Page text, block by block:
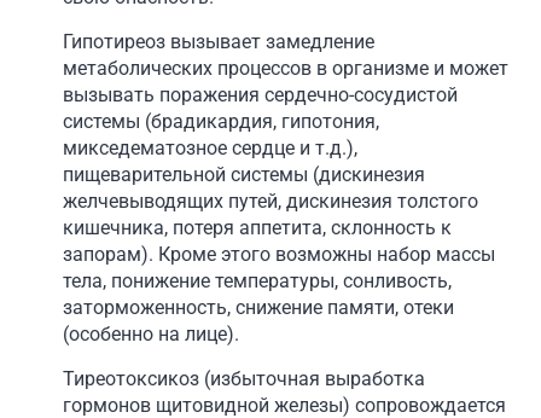
Гипотиреоз вызывает замедление
метаболических процессов в организме и может
вызывать поражения сердечно-сосудистой
системы (брадикардия, гипотония,
микседематозное сердце и т.д.),
пищеварительной системы (дискинезия
желчевыводящих путей, дискинезия толстого
кишечника, потеря аппетита, склонность к
запорам). Кроме этого возможны набор массы
тела, понижение температуры, сонливость,
заторможенность, снижение памяти, отеки
(особенно на лице).
Тиреотоксикоз (избыточная выработка
гормонов щитовидной железы) сопровождается